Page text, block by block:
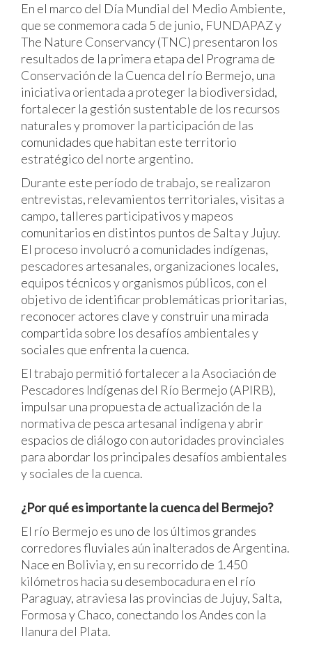
En el marco del Día Mundial del Medio Ambiente,
que se conmemora cada 5 de junio, FUNDAPAZ y
The Nature Conservancy (TNC) presentaron los
resultados de la primera etapa del Programa de
Conservación de la Cuenca del río Bermejo, una
iniciativa orientada a proteger la biodiversidad,
fortalecer la gestión sustentable de los recursos
naturales y promover la participación de las
comunidades que habitan este territorio
estratégico del norte argentino.
Durante este período de trabajo, se realizaron
entrevistas, relevamientos territoriales, visitas a
campo, talleres participativos y mapeos
comunitarios en distintos puntos de Salta y Jujuy.
El proceso involucró a comunidades indígenas,
pescadores artesanales, organizaciones locales,
equipos técnicos y organismos públicos, con el
objetivo de identificar problemáticas prioritarias,
reconocer actores clave y construir una mirada
compartida sobre los desafíos ambientales y
sociales que enfrenta la cuenca.
El trabajo permitió fortalecer a la Asociación de
Pescadores Indígenas del Río Bermejo (APIRB),
impulsar una propuesta de actualización de la
normativa de pesca artesanal indígena y abrir
espacios de diálogo con autoridades provinciales
para abordar los principales desafíos ambientales
y sociales de la cuenca.
¿Por qué es importante la cuenca del Bermejo?
El río Bermejo es uno de los últimos grandes
corredores fluviales aún inalterados de Argentina.
Nace en Bolivia y, en su recorrido de 1.450
kilómetros hacia su desembocadura en el río
Paraguay, atraviesa las provincias de Jujuy, Salta,
Formosa y Chaco, conectando los Andes con la
llanura del Plata.